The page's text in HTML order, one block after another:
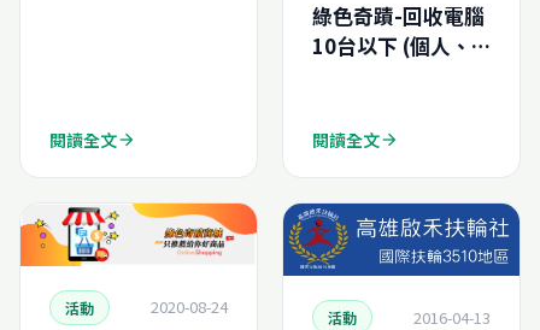
閱讀全文arrow_forward
綠色奇蹟-回收電腦
10台以下 (個人、
閱讀全文arrow_forward
活動 2020-08-24 活動 2016-04-13